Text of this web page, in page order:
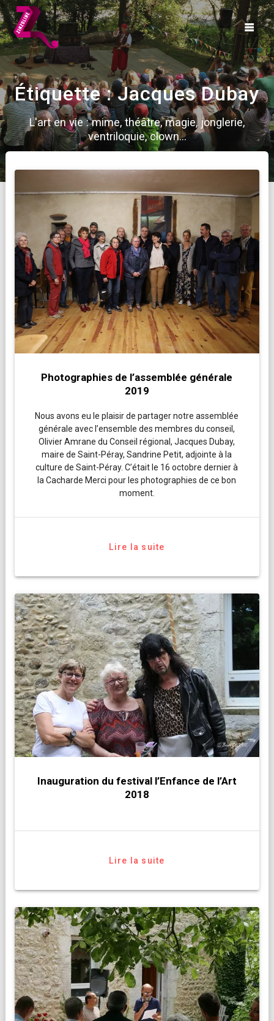
Skip
to
content
Étiquette :Jacques Dubay
L'art en vie : mime, théâtre, magie, jonglerie,
ventriloquie, clown...
Photographies de l’assemblée générale
2019
Nous avons eu le plaisir de partager notre assemblée
générale avec l’ensemble des membres du conseil,
Olivier Amrane du Conseil régional, Jacques Dubay,
maire de Saint-Péray, Sandrine Petit, adjointe à la
culture de Saint-Péray. C’était le 16 octobre dernier à
la Cacharde Merci pour les photographies de ce bon
moment.
Lire la suite
Inauguration du festival l’Enfance de l’Art
2018
Lire la suite